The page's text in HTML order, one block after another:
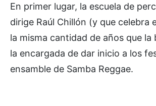
En primer lugar, la escuela de
dirige Raúl Chillón (y que celebra
la misma cantidad de años que
la encargada de dar inicio a los
ensamble de Samba Reggae.